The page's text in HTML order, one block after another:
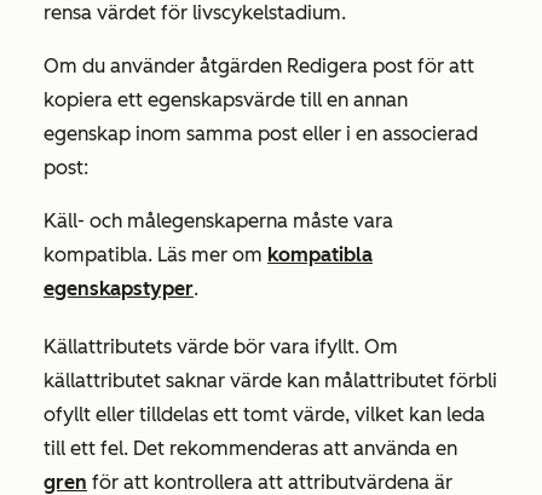
rensa värdet för livscykelstadium.
Om du använder åtgärden Redigera post för att
kopiera ett egenskapsvärde till en annan
egenskap inom samma post eller i en associerad
post:
Käll- och målegenskaperna måste vara
kompatibla. Läs mer om kompatibla
egenskapstyper.
Källattributets värde bör vara ifyllt. Om
källattributet saknar värde kan målattributet förbli
ofyllt eller tilldelas ett tomt värde, vilket kan leda
till ett fel. Det rekommenderas att använda en
gren för att kontrollera att attributvärdena är